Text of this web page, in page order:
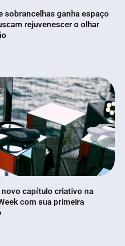
ganha espaço
rejuvenescer o olhar
capítulo criativo na
com sua primeira